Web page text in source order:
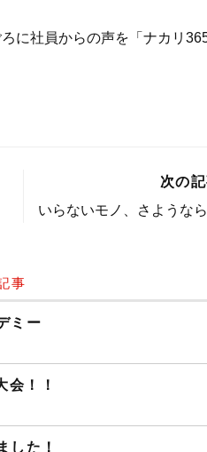
に社員からの声を「ナカリ
次の
いらないモノ、さような
事
ミー
会！！
した！